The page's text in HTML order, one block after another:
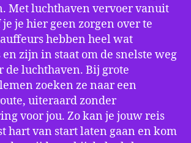
Met luchthaven vervoer vanuit
je hier geen zorgen over te
hebben heel wat
zijn in staat om de snelste weg
de luchthaven. Bij grote
zoeken ze naar een
uiteraard zonder
voor jou. Zo kan je jouw reis
hart van start laten gaan en kom